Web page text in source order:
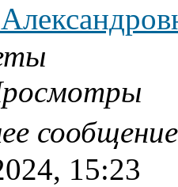
15:23